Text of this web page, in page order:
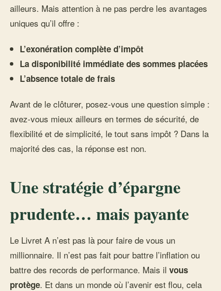
ailleurs. Mais attention à ne pas perdre les avantages
uniques qu’il offre :
L’exonération complète d’impôt
La disponibilité immédiate des sommes placées
L’absence totale de frais
Avant de le clôturer, posez-vous une question simple :
avez-vous mieux ailleurs en termes de sécurité, de
flexibilité et de simplicité, le tout sans impôt ? Dans la
majorité des cas, la réponse est non.
Une stratégie d’épargne
prudente… mais payante
Le Livret A n’est pas là pour faire de vous un
millionnaire. Il n’est pas fait pour battre l’inflation ou
battre des records de performance. Mais il vous
protège. Et dans un monde où l’avenir est flou, cela